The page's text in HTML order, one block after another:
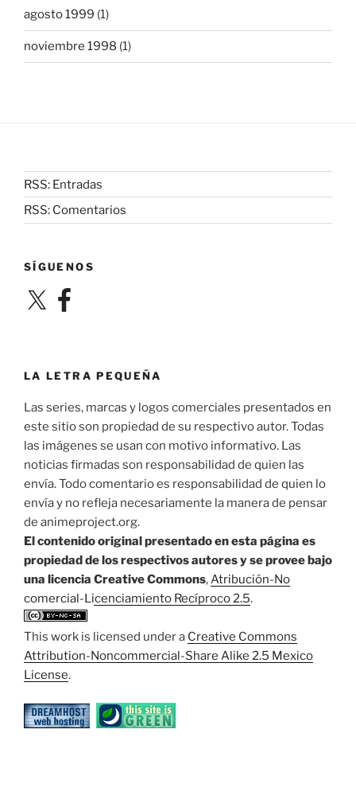
agosto 1999 (1)
noviembre 1998 (1)
RSS: Entradas
RSS: Comentarios
SÍGUENOS
X Facebook
LA LETRA PEQUEÑA
Las series, marcas y logos comerciales presentados en
este sitio son propiedad de su respectivo autor. Todas
las imágenes se usan con motivo informativo. Las
noticias firmadas son responsabilidad de quien las
envía. Todo comentario es responsabilidad de quien lo
envía y no refleja necesariamente la manera de pensar
de animeproject.org.
El contenido original presentado en esta página es
propiedad de los respectivos autores y se provee bajo
una licencia Creative Commons,Atribución-No
comercial-Licenciamiento Recíproco 2.5.
This work is licensed under a Creative Commons
Attribution-Noncommercial-Share Alike 2.5 Mexico
License.